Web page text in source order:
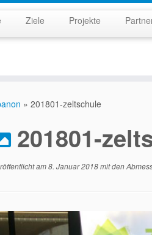
Ziele Projekte
» 201801-zeltschule
201801-
am8. Januar 2018mit den